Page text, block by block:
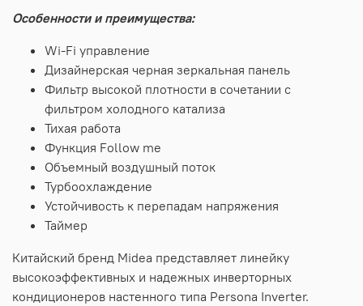
Особенности и преимущества:
Wi-Fi управление
Дизайнерская черная зеркальная панель
Фильтр высокой плотности в сочетании с
фильтром холодного катализа
Тихая работа
Функция Follow me
Объемный воздушный поток
Турбоохлаждение
Устойчивость к перепадам напряжения
Таймер
Китайский бренд Midea представляет линейку
высокоэффективных и надежных инверторных
кондиционеров настенного типа Persona Inverter.